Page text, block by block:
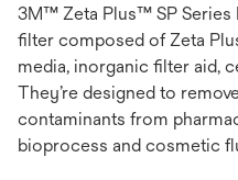
3M™ Zeta Plus™ SP
filter composed of Zeta
media, inorganic filter aid,
They’re designed to
contaminants from
bioprocess and cosmetic